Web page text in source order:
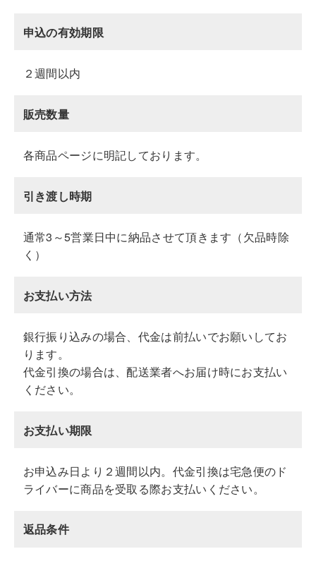
申込の有効期限
２週間以内
販売数量
各商品ページに明記しております。
引き渡し時期
通常3～5営業日中に納品させて頂きます（欠品時除
く）
お支払い方法
銀行振り込みの場合、代金は前払いでお願いしてお
ります。
代金引換の場合は、配送業者へお届け時にお支払い
ください。
お支払い期限
お申込み日より２週間以内。代金引換は宅急便のド
ライバーに商品を受取る際お支払いください。
返品条件